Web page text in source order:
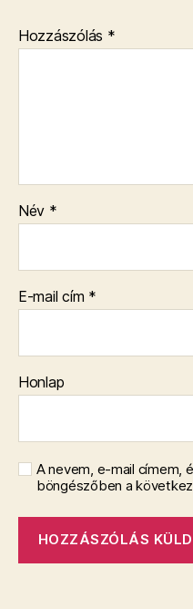
Hozzászólás *
Név *
E-mail cím *
Honlap
A nevem, e-mail címem,
böngészőben a